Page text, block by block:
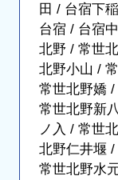
田 / 台宿下
台宿 / 台宿
北野 / 常世
北野小山 /
常世北野嬌
常世北野新
ノ入 / 常世
北野仁井堰
常世北野水